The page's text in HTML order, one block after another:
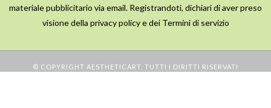
materiale pubblicitario via email. Registrandoti, dichiari di aver preso
visione della privacy policy e dei Termini di servizio
© COPYRIGHT AESTHETICART. TUTTI I DIRITTI RISERVATI